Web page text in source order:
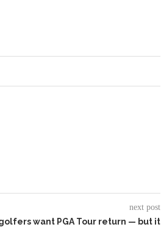
next post
want PGA Tour return — but it